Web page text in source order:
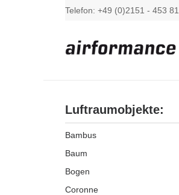
Telefon: +49 (0)2151 - 453
Luftraumobjekte:
Bambus
Baum
Bogen
Coronne